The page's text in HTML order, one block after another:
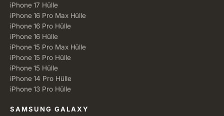
iPhone 17 Hülle
iPhone 16 Pro Max Hülle
iPhone 16 Pro Hülle
iPhone 16 Hülle
iPhone 15 Pro Max Hülle
iPhone 15 Pro Hülle
iPhone 15 Hülle
iPhone 14 Pro Hülle
iPhone 13 Pro Hülle
SAMSUNG GALAXY